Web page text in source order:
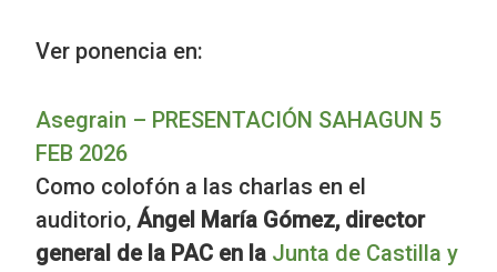
Ver ponencia en:
Asegrain – PRESENTACIÓN SAHAGUN 5
FEB 2026
Como colofón a las charlas en el
auditorio, Ángel María Gómez, director
general de la PAC en la Junta de Castilla y